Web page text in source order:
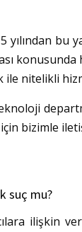
bu
konusunda
nitelikli
bizimle
suç mu?
ilişkin